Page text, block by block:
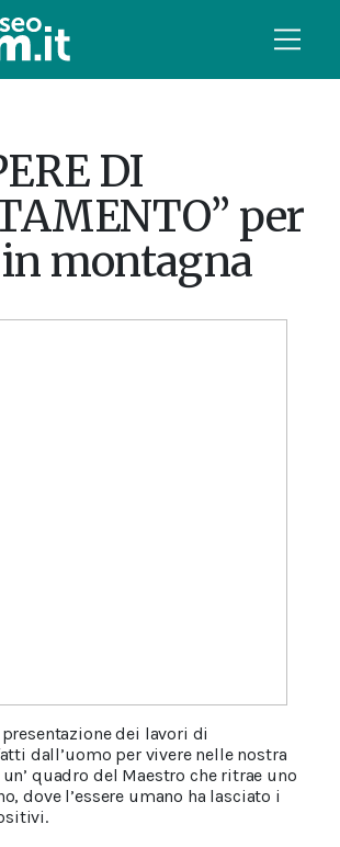
DI
per
montagna
dei lavori di
dall’uomo per vivere nelle nostra
quadro del Maestro che ritrae uno
dove l’essere umano ha lasciato i